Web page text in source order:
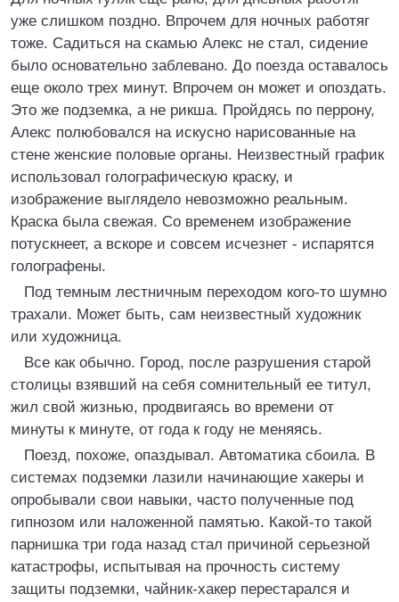
уже слишком поздно. Впрочем для ночных работяг
тоже. Садиться на скамью Алекс не стал, сидение
было основательно заблевано. До поезда оставалось
еще около трех минут. Впрочем он может и опоздать.
Это же подземка, а не рикша. Пройдясь по перрону,
Алекс полюбовался на искусно нарисованные на
стене женские половые органы. Неизвестный график
использовал голографическую краску, и
изображение выглядело невозможно реальным.
Краска была свежая. Со временем изображение
потускнеет, а вскоре и совсем исчезнет - испарятся
голографены.
Под темным лестничным переходом кого-то шумно
трахали. Может быть, сам неизвестный художник
или художница.
Все как обычно. Город, после разрушения старой
столицы взявший на себя сомнительный ее титул,
жил свой жизнью, продвигаясь во времени от
минуты к минуте, от года к году не меняясь.
Поезд, похоже, опаздывал. Автоматика сбоила. В
системах подземки лазили начинающие хакеры и
опробывали свои навыки, часто полученные под
гипнозом или наложенной памятью. Какой-то такой
парнишка три года назад стал причиной серьезной
катастрофы, испытывая на прочность систему
защиты подземки, чайник-хакер перестарался и